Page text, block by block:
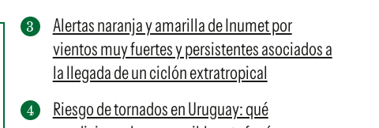
Alertas naranja y amarilla de Inumet por
vientos muy fuertes y persistentes asociados a
la llegada de un ciclón extratropical
Riesgo de tornados en Uruguay: qué